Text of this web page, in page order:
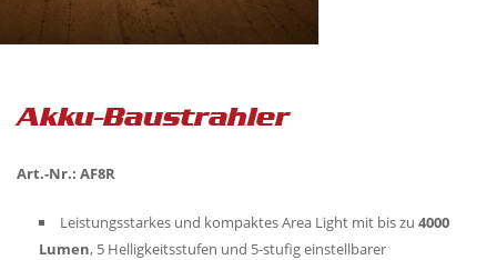
Akku-Baustrahler
Art.-Nr.: AF8R
Leistungsstarkes und kompaktes Area Light mit bis zu 4000
Lumen, 5 Helligkeitsstufen und 5-stufig einstellbarer